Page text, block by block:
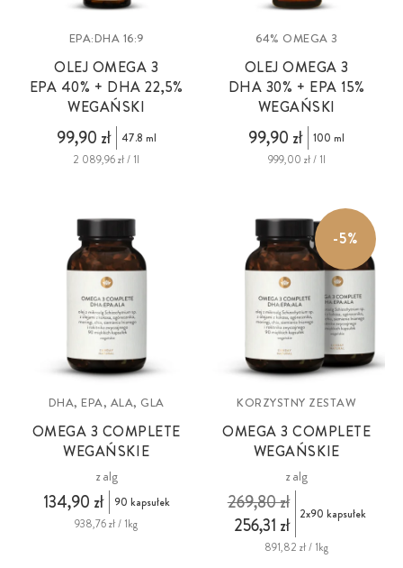
EPA:DHA 16:9
OLEJ OMEGA 3
EPA 40% + DHA 22,5%
WEGAŃSKI
99,90 zł
47.8 ml
2 089,96 zł / 1l
64% OMEGA 3
OLEJ OMEGA 3
DHA 30% + EPA 15%
WEGAŃSKI
99,90 zł
100 ml
999,00 zł / 1l
DHA, EPA, ALA, GLA
OMEGA 3 COMPLETE
WEGAŃSKIE
z alg
134,90 zł
90 kapsułek
938,76 zł / 1kg
-5%
KORZYSTNY ZESTAW
OMEGA 3 COMPLETE
WEGAŃSKIE
z alg
256,31 zł
269,80 zł 2x90 kapsułek
891,82 zł / 1kg